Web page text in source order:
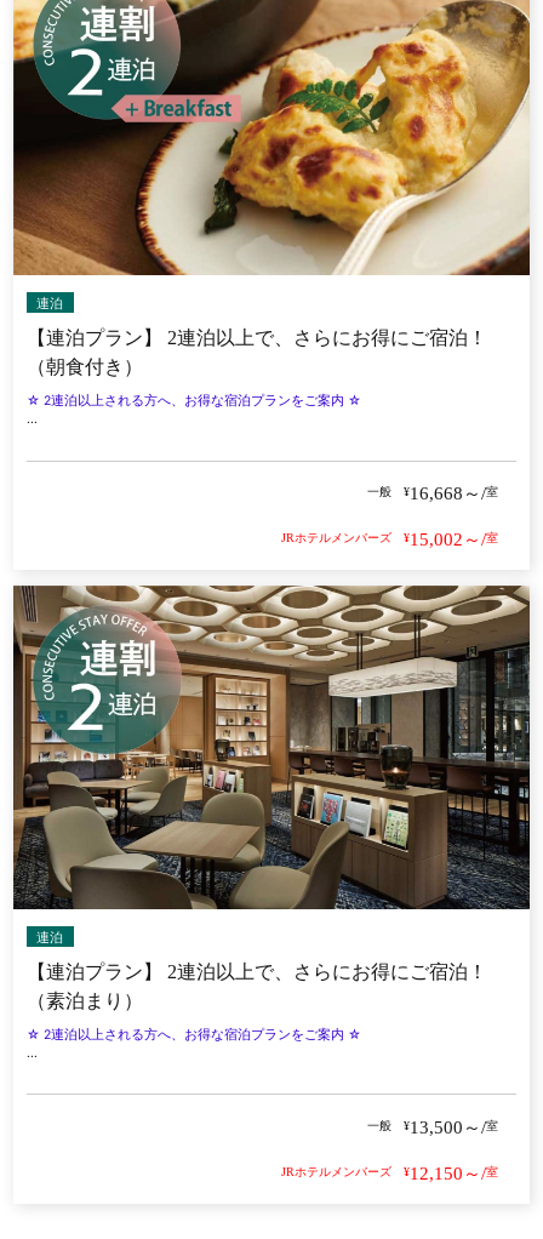
連泊
【連泊プラン】 2連泊以上で、さらにお得にご宿泊！
（朝食付き）
☆ 2連泊以上される方へ、お得な宿泊プランをご案内 ☆
...
一般 ¥16,668～/室
JRホテルメンバーズ ¥15,002～/室
連泊
【連泊プラン】 2連泊以上で、さらにお得にご宿泊！
（素泊まり）
☆ 2連泊以上される方へ、お得な宿泊プランをご案内 ☆
...
一般 ¥13,500～/室
JRホテルメンバーズ ¥12,150～/室